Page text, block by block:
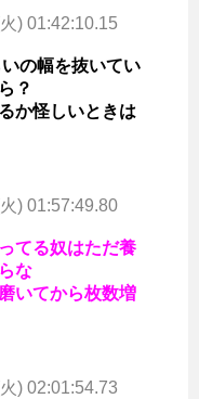
) 01:42:10.15
の幅を抜いてい
？
か怪しいときは
) 01:57:49.80
てる奴はただ養
な
いてから枚数増
) 02:01:54.73